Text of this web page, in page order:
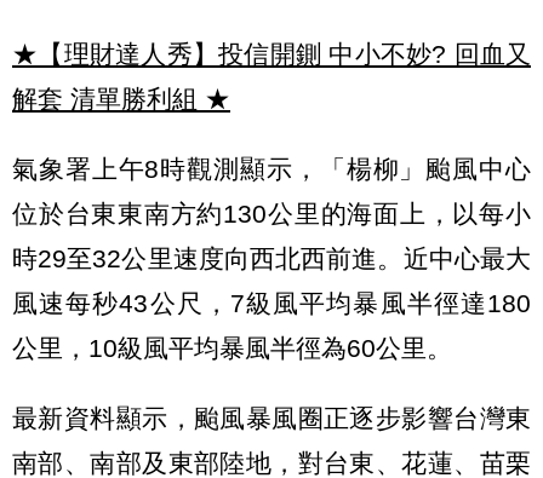
★【理財達人秀】投信開鍘 中小不妙? 回血又
解套 清單勝利組 ★
氣象署上午8時觀測顯示，「楊柳」颱風中心
位於台東東南方約130公里的海面上，以每小
時29至32公里速度向西北西前進。近中心最大
風速每秒43公尺，7級風平均暴風半徑達180
公里，10級風平均暴風半徑為60公里。
最新資料顯示，颱風暴風圈正逐步影響台灣東
南部、南部及東部陸地，對台東、花蓮、苗栗